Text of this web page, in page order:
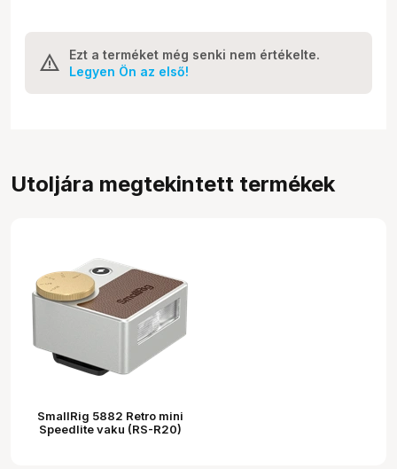
Ezt a terméket még senki nem értékelte.
Legyen Ön az első!
Utoljára megtekintett termékek
SmallRig 5882 Retro mini
Speedlite vaku (RS-R20)